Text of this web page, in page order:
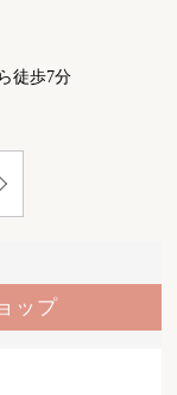
徒歩7分
ップ